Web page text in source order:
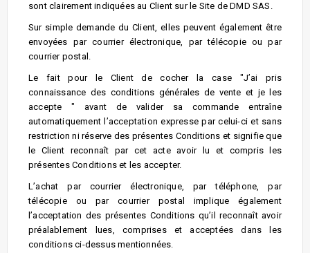
sont clairement indiquées au Client sur le Site de DMD SAS.
Sur simple demande du Client, elles peuvent également être
envoyées par courrier électronique, par télécopie ou par
courrier postal.
Le fait pour le Client de cocher la case "J’ai pris
connaissance des conditions générales de vente et je les
accepte " avant de valider sa commande entraîne
automatiquement l’acceptation expresse par celui-ci et sans
restriction ni réserve des présentes Conditions et signifie que
le Client reconnaît par cet acte avoir lu et compris les
présentes Conditions et les accepter.
L’achat par courrier électronique, par téléphone, par
télécopie ou par courrier postal implique également
l’acceptation des présentes Conditions qu’il reconnaît avoir
préalablement lues, comprises et acceptées dans les
conditions ci-dessus mentionnées.